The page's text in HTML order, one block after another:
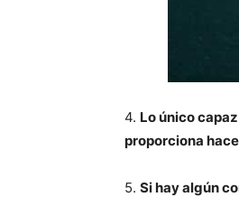
4. Lo único
proporciona
5. Si hay algún